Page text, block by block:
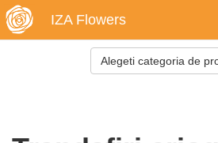
IZA Flowers
Alegeti categoria de